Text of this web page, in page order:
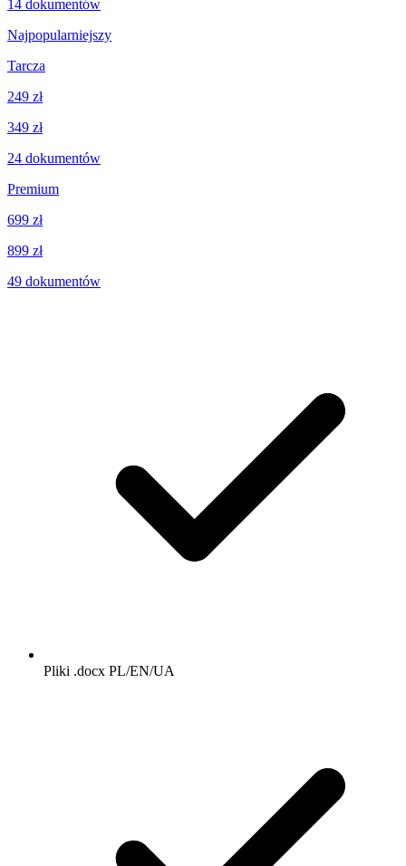
14 dokumentów
Najpopularniejszy
Tarcza
249 zł
349 zł
24 dokumentów
Premium
699 zł
899 zł
49 dokumentów
Pliki .docx PL/EN/UA